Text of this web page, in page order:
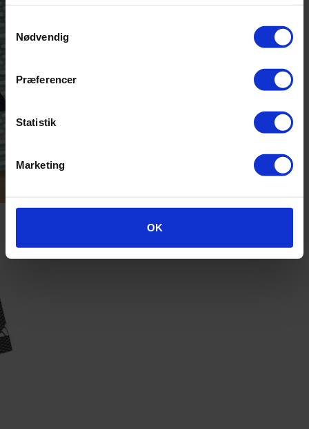
Nødvendig
Præferencer
Statistik
Marketing
OK